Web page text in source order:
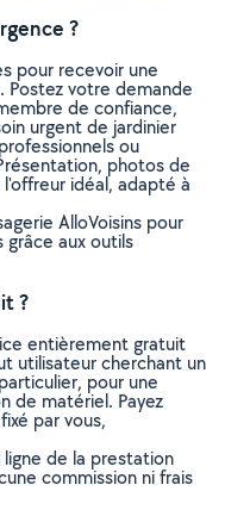
?
pour recevoir une
votre demande
de confiance,
urgent de jardinier
ou
photos de
idéal, adapté à
AlloVoisins pour
aux outils
?
entièrement gratuit
utilisateur cherchant un
pour une
de matériel. Payez
par vous,
de la prestation
commission ni frais